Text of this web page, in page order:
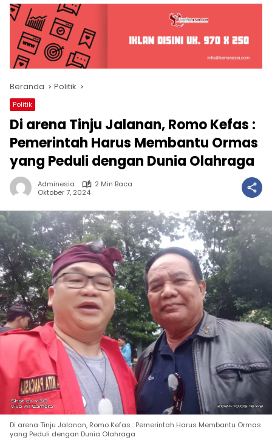
Beranda Politik
Politik
Di arena Tinju Jalanan, Romo Kefas :
Pemerintah Harus Membantu Ormas
yang Peduli dengan Dunia Olahraga
Adminesia
2 Min Baca
Oktober 7, 2024
Di arena Tinju Jalanan, Romo Kefas : Pemerintah Harus Membantu Ormas
yang Peduli dengan Dunia Olahraga